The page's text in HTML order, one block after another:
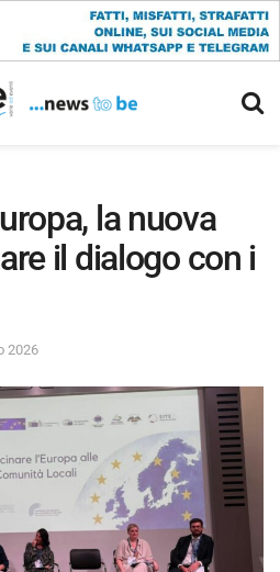
la nuova
il dialogo con i
2026